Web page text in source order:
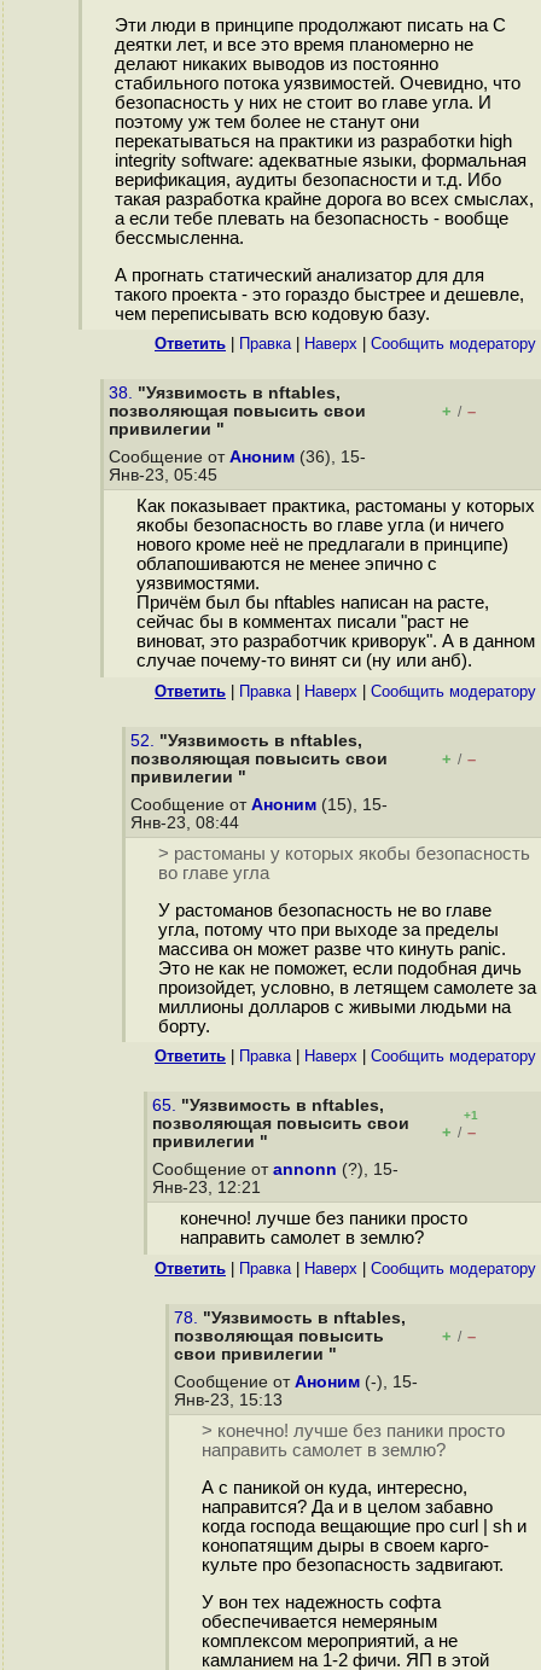
Эти люди в принципе продолжают писать на С
деятки лет, и все это время планомерно не
делают никаких выводов из постоянно
стабильного потока уязвимостей. Очевидно, что
безопасность у них не стоит во главе угла. И
поэтому уж тем более не станут они
перекатываться на практики из разработки high
integrity software: адекватные языки, формальная
верификация, аудиты безопасности и т.д. Ибо
такая разработка крайне дорога во всех смыслах,
а если тебе плевать на безопасность - вообще
бессмысленна.
А прогнать статический анализатор для для
такого проекта - это гораздо быстрее и дешевле,
чем переписывать всю кодовую базу.
Ответить Правка| Наверх Cообщить модератору
38. "Уязвимость в nftables,
позволяющая повысить свои
привилегии "
+ / –
Сообщение от Аноним (36), 15-
Янв-23, 05:45
Как показывает практика, растоманы у которых
якобы безопасность во главе угла (и ничего
нового кроме неё не предлагали в принципе)
облапошиваются не менее эпично с
уязвимостями.
Причём был бы nftables написан на расте,
сейчас бы в комментах писали "раст не
виноват, это разработчик криворук". А в данном
случае почему-то винят си (ну или анб).
Ответить Правка| Наверх Cообщить модератору
52. "Уязвимость в nftables,
позволяющая повысить свои
привилегии "
+ / –
Сообщение от Аноним (15), 15-
Янв-23, 08:44
> растоманы у которых якобы безопасность
во главе угла
У растоманов безопасность не во главе
угла, потому что при выходе за пределы
массива он может разве что кинуть panic.
Это не как не поможет, если подобная дичь
произойдет, условно, в летящем самолете за
миллионы долларов с живыми людьми на
борту.
Ответить Правка| Наверх Cообщить модератору
65. "Уязвимость в nftables,
позволяющая повысить свои
привилегии "
+1
+ / –
Сообщение от annonn (?), 15-
Янв-23, 12:21
конечно! лучше без паники просто
направить самолет в землю?
Ответить Правка| Наверх Cообщить модератору
78. "Уязвимость в nftables,
позволяющая повысить
свои привилегии "
+ / –
Сообщение от Аноним (-), 15-
Янв-23, 15:13
> конечно! лучше без паники просто
направить самолет в землю?
А с паникой он куда, интересно,
направится? Да и в целом забавно
когда господа вещающие про curl | sh и
конопатящим дыры в своем карго-
культе про безопасность задвигают.
У вон тех надежность софта
обеспечивается немеряным
комплексом мероприятий, а не
камланием на 1-2 фичи. ЯП в этой